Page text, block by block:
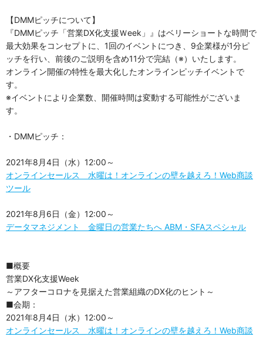
【DMMピッチについて】
『DMMピッチ「営業DX化支援Ｗeek」』はベリーショートな時間で
最大効果をコンセプトに、1回のイベントにつき、9企業様が1分ピ
ッチを行い、前後のご説明を含め11分で完結（※）いたします。
オンライン開催の特性を最大化したオンラインピッチイベントで
す。
※イベントにより企業数、開催時間は変動する可能性がございま
す。
・DMMピッチ：
2021年8月4日（水）12:00～
オンラインセールス 水曜は！オンラインの壁を越えろ！Web商談
ツール
2021年8月6日（金）12:00～
データマネジメント 金曜日の営業たちへ ABM・SFAスペシャル
■概要
営業DX化支援Week
～アフターコロナを見据えた営業組織のDX化のヒント～
■会期：
2021年8月4日（水）12:00～
オンラインセールス 水曜は！オンラインの壁を越えろ！Web商談